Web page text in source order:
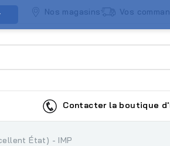
Nos magasins Vos
Contacter la boutique
État) - IMP